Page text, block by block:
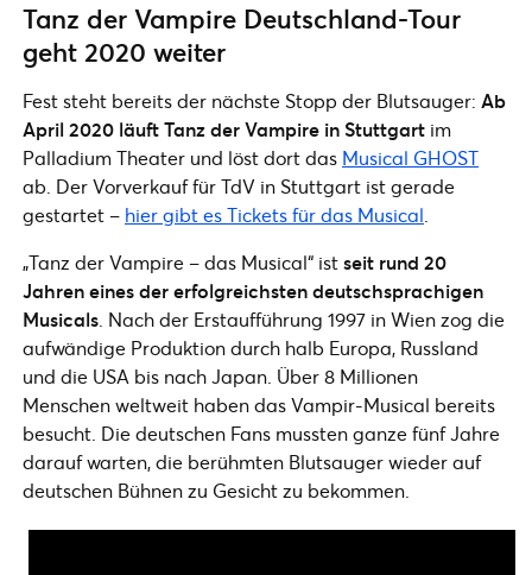
Tanz der Vampire Deutschland-Tour
geht 2020 weiter
Fest steht bereits der nächste Stopp der Blutsauger: Ab
April 2020 läuft Tanz der Vampire in Stuttgart im
Palladium Theater und löst dort das Musical GHOST
ab. Der Vorverkauf für TdV in Stuttgart ist gerade
gestartet – hier gibt es Tickets für das Musical
„Tanz der Vampire – das Musical“ istseit rund 20
Jahren eines der erfolgreichsten deutschsprachigen
Musicals . Nach der Erstaufführung 1997 in Wien zog die
aufwändige Produktion durch halb Europa, Russland
und die USA bis nach Japan. Über 8 Millionen
Menschen weltweit haben das Vampir-Musical bereits
besucht. Die deutschen Fans mussten ganze fünf Jahre
darauf warten, die berühmten Blutsauger wieder auf
deutschen Bühnen zu Gesicht zu bekommen.